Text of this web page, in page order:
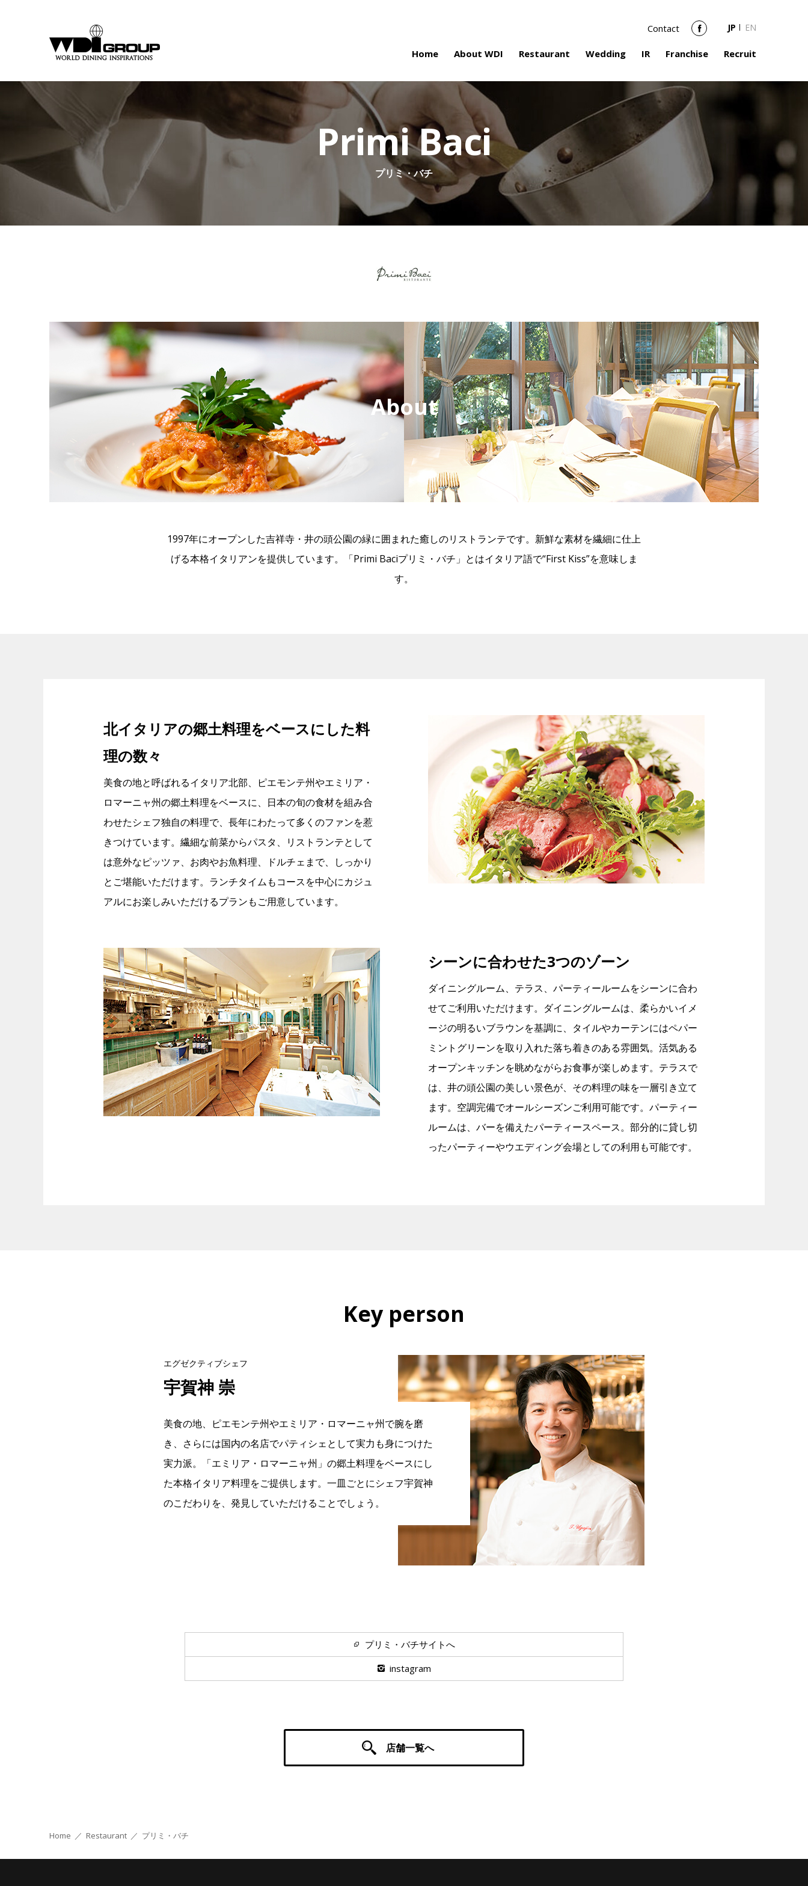
Home About WDI Restaurant Wedding IR Franchise Recruit
Contact Facebook
JP EN
Primi Baci
プリミ・バチ
About
1997年にオープンした吉祥寺・井の頭公園の緑に囲まれた癒しのリストランテです。新鮮な素材を繊細に仕上
げる本格イタリアンを提供しています。「Primi Baciプリミ・バチ」とはイタリア語で“First Kiss”を意味しま
す。
北イタリアの郷土料理をベースにした料
理の数々
美食の地と呼ばれるイタリア北部、ピエモンテ州やエミリア・
ロマーニャ州の郷土料理をベースに、日本の旬の食材を組み合
わせたシェフ独自の料理で、長年にわたって多くのファンを惹
きつけています。繊細な前菜からパスタ、リストランテとして
は意外なピッツァ、お肉やお魚料理、ドルチェまで、しっかり
とご堪能いただけます。ランチタイムもコースを中心にカジュ
アルにお楽しみいただけるプランもご用意しています。
シーンに合わせた3つのゾーン
ダイニングルーム、テラス、パーティールームをシーンに合わ
せてご利用いただけます。ダイニングルームは、柔らかいイメ
ージの明るいブラウンを基調に、タイルやカーテンにはペパー
ミントグリーンを取り入れた落ち着きのある雰囲気。活気ある
オープンキッチンを眺めながらお食事が楽しめます。テラスで
は、井の頭公園の美しい景色が、その料理の味を一層引き立て
ます。空調完備でオールシーズンご利用可能です。パーティー
ルームは、バーを備えたパーティースペース。部分的に貸し切
ったパーティーやウエディング会場としての利用も可能です。
Key person
エグゼクティブシェフ
宇賀神 崇
美食の地、ピエモンテ州やエミリア・ロマーニャ州で腕を磨
き、さらには国内の名店でパティシェとして実力も身につけた
実力派。「エミリア・ロマーニャ州」の郷土料理をベースにし
た本格イタリア料理をご提供します。一皿ごとにシェフ宇賀神
のこだわりを、発見していただけることでしょう。
プリミ・バチサイトへ
instagram
店舗一覧へ
Home ／ Restaurant ／ プリミ・バチ